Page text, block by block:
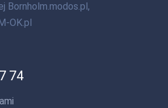
Bornholm.modos.pl,
OK.pl
74